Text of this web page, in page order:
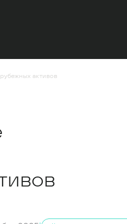
активов